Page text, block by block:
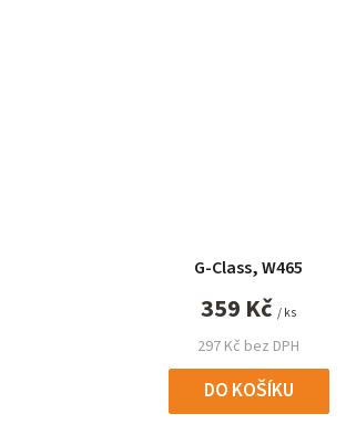
G-Class, W465
297 Kč bez DPH
359 Kč / ks
DO KOŠÍKU